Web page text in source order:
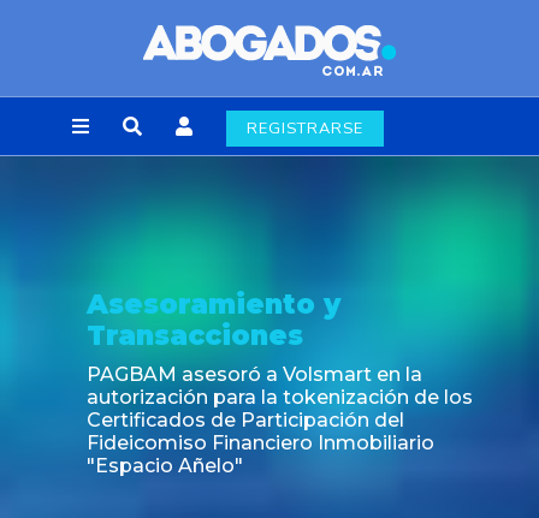
REGISTRARSE
Asesoramiento y
Transacciones
PAGBAM asesoró a Volsmart en la
autorización para la tokenización de los
Certificados de Participación del
Fideicomiso Financiero Inmobiliario
"Espacio Añelo"